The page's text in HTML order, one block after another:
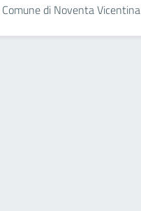
Comune di Noventa Vicentina